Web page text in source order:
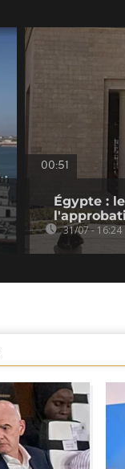
00:51
Égypte :
31/07 - 16:24